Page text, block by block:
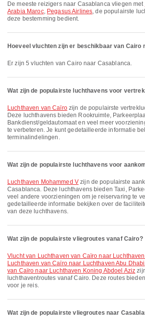
De meeste reizigers naar Casablanca vliegen met
Arabia Maroc, Pegasus Airlines, de populairste
deze bestemming bedient.
Hoeveel vluchten zijn er beschikbaar van Cairo
Er zijn 5 vluchten van Cairo naar Casablanca.
Wat zijn de populairste luchthavens voor
Luchthaven van Caïrozijn de populairste
Deze luchthavens bieden Rookruimte,
Bankdienst/geldautomaat en veel meer
te verbeteren. Je kunt gedetailleerde informatie
terminalindelingen.
Wat zijn de populairste luchthavens voor
Luchthaven Mohammed Vzijn de populairste
Casablanca. Deze luchthavens bieden Taxi,
veel andere voorzieningen om je reiservaring te
gedetailleerde informatie bekijken over de
van deze luchthavens.
Wat zijn de populairste vliegroutes vanaf Cairo?
vlucht van Luchthaven van Caïro naar
Luchthaven van Caïro naar Luchthaven Abu Dhabi
van Caïro naar Luchthaven Koning Abdoel Aziz
luchthaventroutes vanaf Cairo. Deze routes
voor je reis.
Wat zijn de populairste vliegroutes naar